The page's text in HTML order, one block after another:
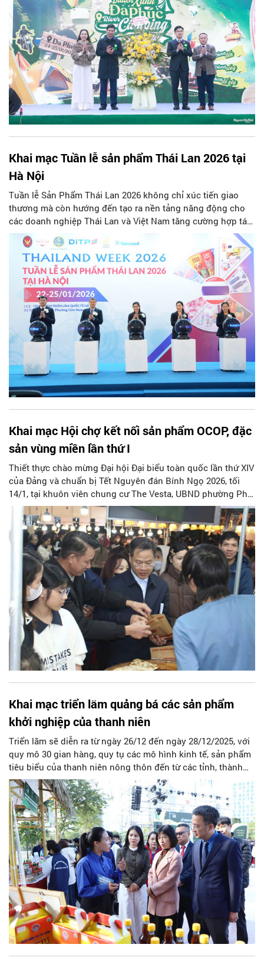
Khai mạc Tuần lễ sản phẩm Thái Lan 2026 tại
Hà Nội
Tuần lễ Sản Phẩm Thái Lan 2026 không chỉ xúc tiến giao
thương mà còn hướng đến tạo ra nền tảng năng động cho
các doanh nghiệp Thái Lan và Việt Nam tăng cường hợp tác,
khám phá các cơ hội kinh doanh.
Khai mạc Hội chợ kết nối sản phẩm OCOP, đặc
sản vùng miền lần thứ I
Thiết thực chào mừng Đại hội Đại biểu toàn quốc lần thứ XIV
của Đảng và chuẩn bị Tết Nguyên đán Bính Ngọ 2026, tối
14/1, tại khuôn viên chung cư The Vesta, UBND phường Phú
Lương (Hà Nội) tổ chức Lễ khai mạc Hội chợ kết nối sản
phẩm OCOP, làng nghề truyền thống, đặc sản vùng miền lần
thứ 1 trên địa bàn phường.
Khai mạc triển lãm quảng bá các sản phẩm
khởi nghiệp của thanh niên
Triển lãm sẽ diễn ra từ ngày 26/12 đến ngày 28/12/2025, với
quy mô 30 gian hàng, quy tụ các mô hình kinh tế, sản phẩm
tiêu biểu của thanh niên nông thôn đến từ các tỉnh, thành
phố trên cả nước.